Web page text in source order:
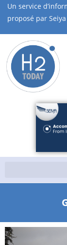
Un service
proposé par Seiya